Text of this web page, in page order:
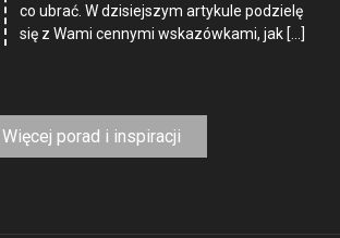
co ubrać. W dzisiejszym artykule podzielę
się z Wami cennymi wskazówkami, jak […]
Więcej porad i inspiracji